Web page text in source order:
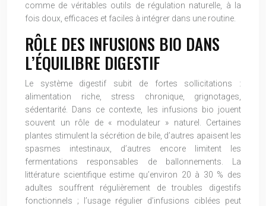
comme de véritables outils de régulation naturelle, à la
fois doux, efficaces et faciles à intégrer dans une routine.
RÔLE DES INFUSIONS BIO DANS
L’ÉQUILIBRE DIGESTIF
Le système digestif subit de fortes sollicitations :
alimentation riche, stress chronique, grignotages,
sédentarité. Dans ce contexte, les infusions bio jouent
souvent un rôle de « modulateur » naturel. Certaines
plantes stimulent la sécrétion de bile, d’autres apaisent les
spasmes intestinaux, d’autres encore limitent les
fermentations responsables de ballonnements. La
littérature scientifique estime qu’environ 20 à 30 % des
adultes souffrent régulièrement de troubles digestifs
fonctionnels ; l’usage régulier d’infusions ciblées peut